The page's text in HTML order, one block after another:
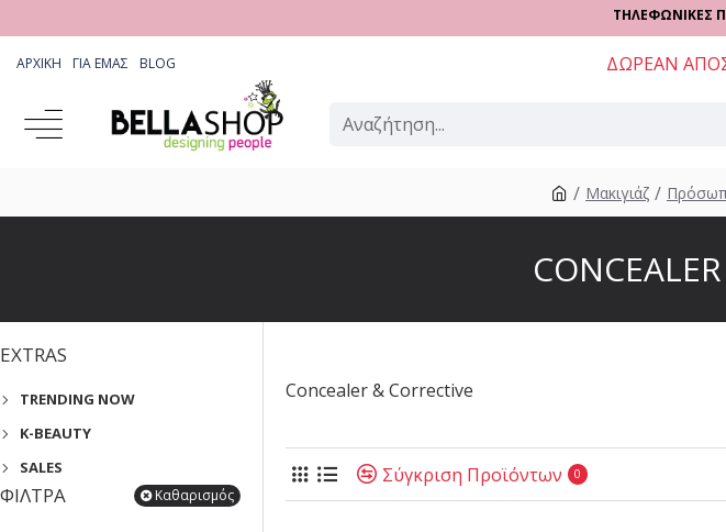
ΤΗΛΕΦΩΝΙΚΕΣ
ΑΡΧΙΚΉ ΓΙΑ ΕΜΆΣ BLOG ΔΩΡΕΑΝ
Μακιγιάζ
EXTRAS
TRENDING NOW
K-BEAUTY
SALES
ΦΊΛΤΡΑ Καθαρισμός
Concealer & Corrective
Σύγκριση Προϊόντων 0